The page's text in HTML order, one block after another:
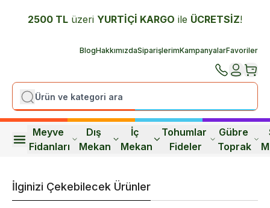
2500 TL üzeri YURTİÇİ KARGO ile ÜCRETSİZ!
BlogHakkımızdaSiparişlerimKampanyalarFavoriler
Meyve
Fidanları
Dış
Mekan
İç
Mekan
Tohumlar
Fideler
Gübre
Toprak
İlginizi Çekebilecek Ürünler